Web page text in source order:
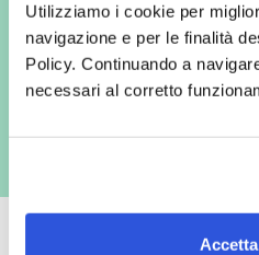
Utilizziamo i cookie per
navigazione e per le finalità
Policy. Continuando a
necessari al corretto
espressamente al trattamento dei
commerciali da parte di Verafarma,
marketing (con modalità telematiche
con inviti e comunicazioni
es. posta cartacea)